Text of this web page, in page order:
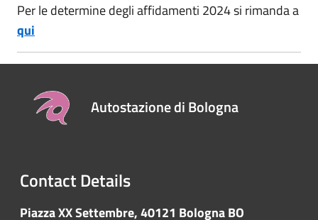
Per le determine degli affidamenti 2024 si rimanda a
qui
Autostazione di Bologna
Contact Details
Piazza XX Settembre, 40121 Bologna BO